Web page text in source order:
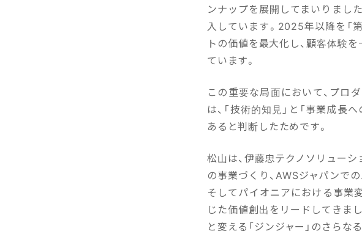
ンナップを展開してまいりまし
入しています。2025年以降を「
トの価値を最大化し、顧客体験
ています。
この重要な局面において、プロ
は、「技術的知見」と「事業成
あると判断したためです。
松山は、伊藤忠テクノソリュー
の事業づくり、AWSジャパンで
そしてパイオニアにおける事業
じた価値創出をリードしてきま
と変える「ジンジャー」のさら